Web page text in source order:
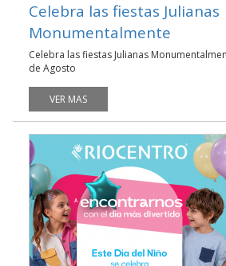
Celebra las fiestas Julianas
Monumentalmente
Celebra las fiestas Julianas
de Agosto
VER MAS